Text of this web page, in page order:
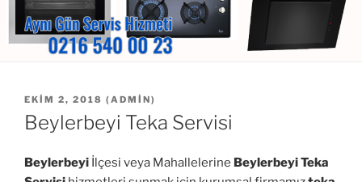
YAYIM
TARIHI
EKIM 2, 2018 ( ADMIN)
Beylerbeyi Teka Servisi
Beylerbeyi İlçesi veya Mahallelerine Beylerbeyi Teka